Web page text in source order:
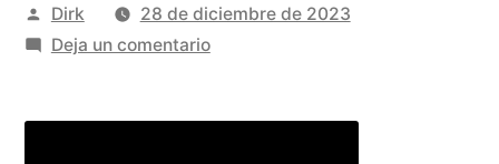
Publicado
por
Dirk
28 de diciembre de 2023
Deja un comentarioen